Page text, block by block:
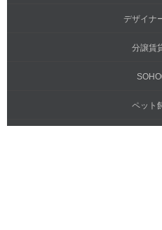
デザイナ
分譲賃
ペット